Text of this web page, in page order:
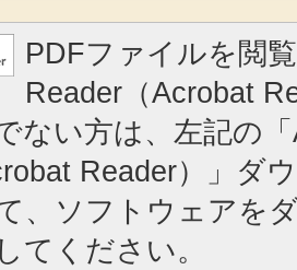
PDFファイルを閲
Reader（Acrobat
ない方は、左記の
Reader）」ダ
、ソフトウェアを
てください。